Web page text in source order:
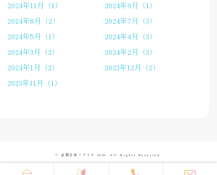
2024年11月（1）
2024年9月（1）
2024年8月（2）
2024年7月（3）
2024年5月（1）
2024年4月（3）
2024年3月（2）
2024年2月（3）
2024年1月（2）
2023年12月（2）
2023年11月（1）
© 合同会社ソライロ 2023- All Rights Reserved.